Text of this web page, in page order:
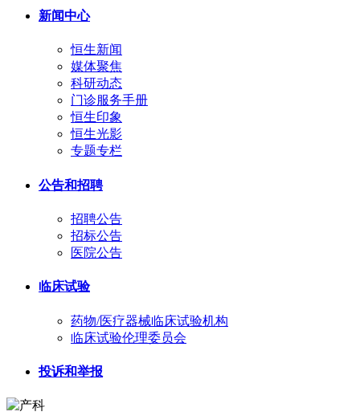
新闻中心
恒生新闻
媒体聚焦
科研动态
门诊服务手册
恒生印象
恒生光影
专题专栏
公告和招聘
招聘公告
招标公告
医院公告
临床试验
药物/医疗器械临床试验机构
临床试验伦理委员会
投诉和举报